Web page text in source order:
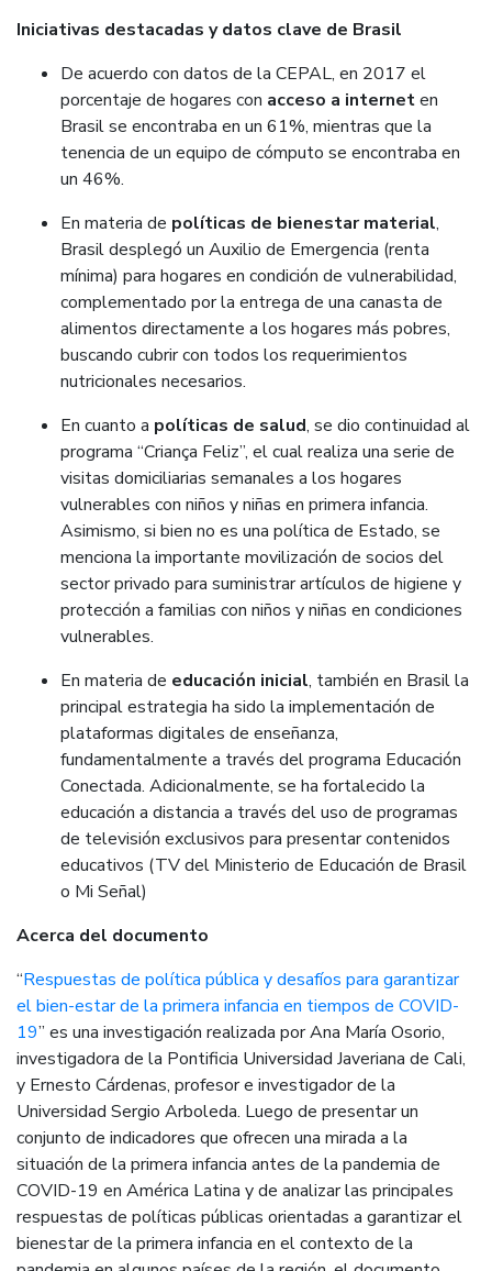
Iniciativas destacadas y datos clave de Brasil
De acuerdo con datos de la CEPAL, en 2017 el
porcentaje de hogares con acceso a interneten
Brasil se encontraba en un 61%, mientras que la
tenencia de un equipo de cómputo se encontraba en
un 46%.
En materia de políticas de bienestar material,
Brasil desplegó un Auxilio de Emergencia (renta
mínima) para hogares en condición de vulnerabilidad,
complementado por la entrega de una canasta de
alimentos directamente a los hogares más pobres,
buscando cubrir con todos los requerimientos
nutricionales necesarios.
En cuanto a políticas de salud, se dio continuidad al
programa “Criança Feliz”, el cual realiza una serie de
visitas domiciliarias semanales a los hogares
vulnerables con niños y niñas en primera infancia.
Asimismo, si bien no es una política de Estado, se
menciona la importante movilización de socios del
sector privado para suministrar artículos de higiene y
protección a familias con niños y niñas en condiciones
vulnerables.
En materia de educación inicial, también en Brasil la
principal estrategia ha sido la implementación de
plataformas digitales de enseñanza,
fundamentalmente a través del programa Educación
Conectada. Adicionalmente, se ha fortalecido la
educación a distancia a través del uso de programas
de televisión exclusivos para presentar contenidos
educativos (TV del Ministerio de Educación de Brasil
o Mi Señal)
Acerca del documento
“Respuestas de política pública y desafíos para garantizar
el bien-estar de la primera infancia en tiempos de COVID-
19” es una investigación realizada por Ana María Osorio,
investigadora de la Pontificia Universidad Javeriana de Cali,
y Ernesto Cárdenas, profesor e investigador de la
Universidad Sergio Arboleda. Luego de presentar un
conjunto de indicadores que ofrecen una mirada a la
situación de la primera infancia antes de la pandemia de
COVID-19 en América Latina y de analizar las principales
respuestas de políticas públicas orientadas a garantizar el
bienestar de la primera infancia en el contexto de la